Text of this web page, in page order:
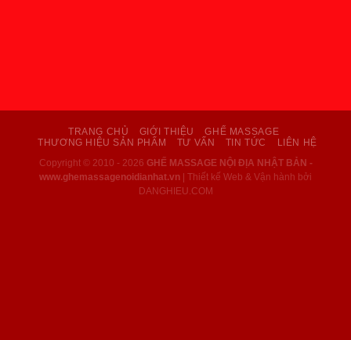
TRANG CHỦ GIỚI THIỆU
GHẾ MASSAGE
THƯƠNG HIỆU SẢN PHẨM
TƯ VẤN TIN TỨC LIÊN HỆ
Copyright © 2010 - 2026 GHẾ MASSAGE NỘI ĐỊA NHẬT BẢN -
www.ghemassagenoidianhat.vn | Thiết kế Web & Vận hành bởi
DANGHIEU.COM